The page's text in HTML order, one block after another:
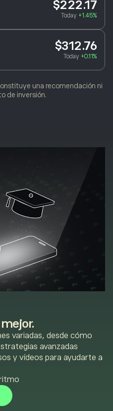
$222.17
Today +1.45%
$312.76
Today +0.11%
una recomendación ni
de inversión.
variadas, desde cómo
avanzadas
y vídeos para ayudarte a